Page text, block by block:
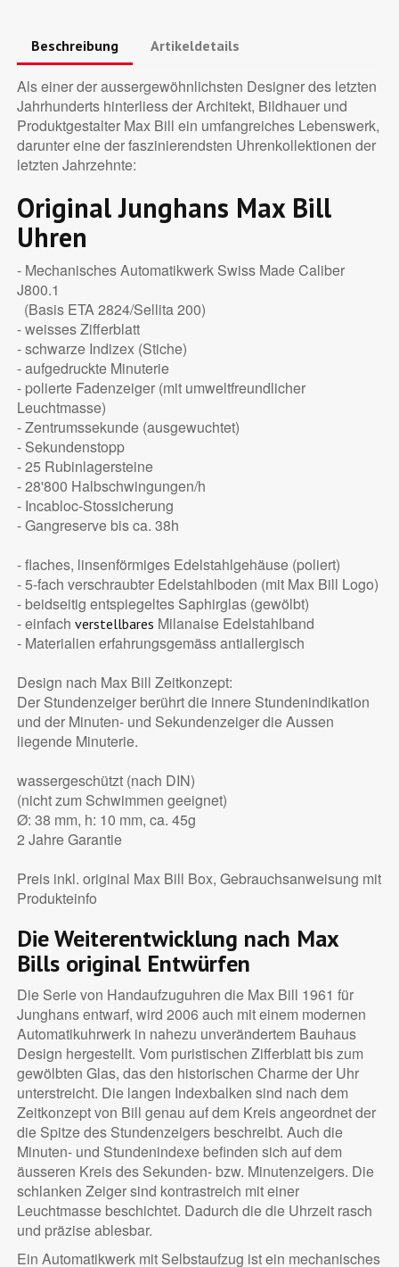
Beschreibung Artikeldetails
Als einer der aussergewöhnlichsten Designer des letzten
Jahrhunderts hinterliess der Architekt, Bildhauer und
Produktgestalter Max Bill ein umfangreiches Lebenswerk,
darunter eine der faszinierendsten Uhrenkollektionen der
letzten Jahrzehnte:
Original Junghans Max Bill
Uhren
- Mechanisches Automatikwerk Swiss Made Caliber
J800.1
(Basis ETA 2824/Sellita 200)
- weisses Zifferblatt
- schwarze Indizex (Stiche)
- aufgedruckte Minuterie
- polierte Fadenzeiger (mit umweltfreundlicher
Leuchtmasse)
- Zentrumssekunde (ausgewuchtet)
- Sekundenstopp
- 25 Rubinlagersteine
- 28'800 Halbschwingungen/h
- Incabloc-Stossicherung
- Gangreserve bis ca. 38h
- flaches, linsenförmiges Edelstahlgehäuse (poliert)
- 5-fach verschraubter Edelstahlboden (mit Max Bill Logo)
- beidseitig entspiegeltes Saphirglas (gewölbt)
- einfach verstellbares Milanaise Edelstahlband
- Materialien erfahrungsgemäss antiallergisch
Design nach Max Bill Zeitkonzept:
Der Stundenzeiger berührt die innere Stundenindikation
und der Minuten- und Sekundenzeiger die Aussen
liegende Minuterie.
wassergeschützt (nach DIN)
(nicht zum Schwimmen geeignet)
Ø: 38 mm, h: 10 mm, ca. 45g
2 Jahre Garantie
Preis inkl. original Max Bill Box, Gebrauchsanweisung mit
Produkteinfo
Die Weiterentwicklung nach Max
Bills original Entwürfen
Die Serie von Handaufzuguhren die Max Bill 1961 für
Junghans entwarf, wird 2006 auch mit einem modernen
Automatikuhrwerk in nahezu unverändertem Bauhaus
Design hergestellt. Vom puristischen Zifferblatt bis zum
gewölbten Glas, das den historischen Charme der Uhr
unterstreicht. Die langen Indexbalken sind nach dem
Zeitkonzept von Bill genau auf dem Kreis angeordnet der
die Spitze des Stundenzeigers beschreibt. Auch die
Minuten- und Stundenindexe befinden sich auf dem
äusseren Kreis des Sekunden- bzw. Minutenzeigers. Die
schlanken Zeiger sind kontrastreich mit einer
Leuchtmasse beschichtet. Dadurch die die Uhrzeit rasch
und präzise ablesbar.
Ein Automatikwerk mit Selbstaufzug ist ein mechanisches